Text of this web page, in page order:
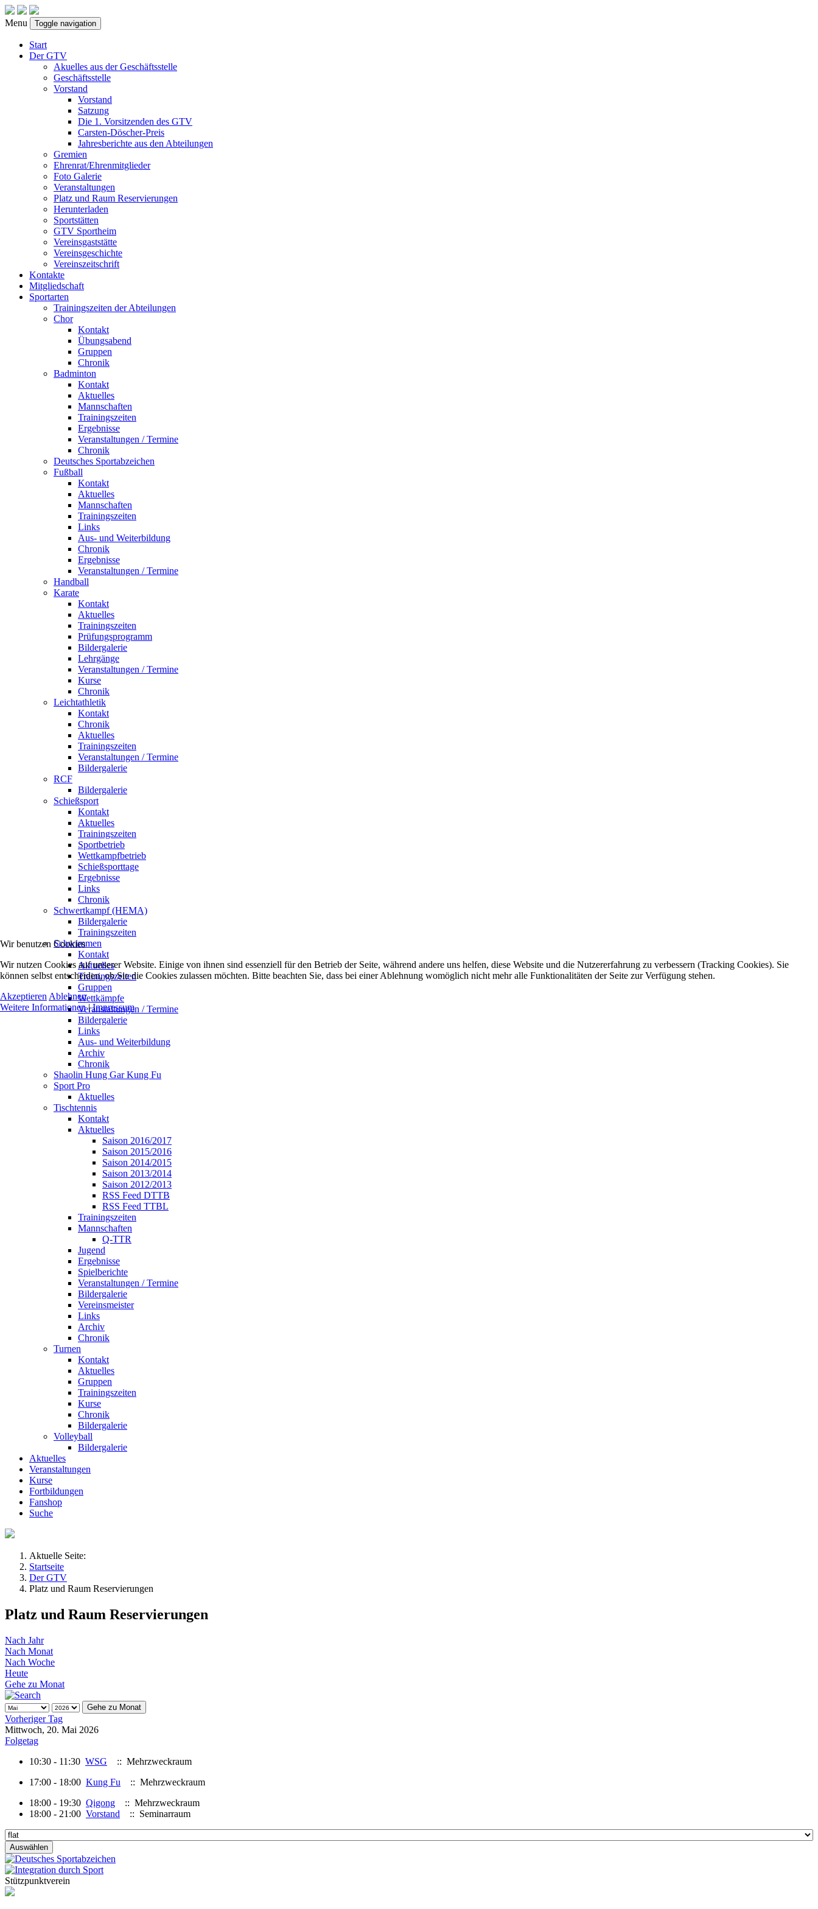
Menu Toggle navigation
Start
Der GTV
Akuelles aus der Geschäftsstelle
Geschäftsstelle
Vorstand
Vorstand
Satzung
Die 1. Vorsitzenden des GTV
Carsten-Döscher-Preis
Jahresberichte aus den Abteilungen
Gremien
Ehrenrat/Ehrenmitglieder
Foto Galerie
Veranstaltungen
Platz und Raum Reservierungen
Herunterladen
Sportstätten
GTV Sportheim
Vereinsgaststätte
Vereinsgeschichte
Vereinszeitschrift
Kontakte
Mitgliedschaft
Sportarten
Trainingszeiten der Abteilungen
Chor
Kontakt
Übungsabend
Gruppen
Chronik
Badminton
Kontakt
Aktuelles
Mannschaften
Trainingszeiten
Ergebnisse
Veranstaltungen / Termine
Chronik
Deutsches Sportabzeichen
Fußball
Kontakt
Aktuelles
Mannschaften
Trainingszeiten
Links
Aus- und Weiterbildung
Chronik
Ergebnisse
Veranstaltungen / Termine
Handball
Karate
Kontakt
Aktuelles
Trainingszeiten
Prüfungsprogramm
Bildergalerie
Lehrgänge
Veranstaltungen / Termine
Kurse
Chronik
Leichtathletik
Kontakt
Chronik
Aktuelles
Trainingszeiten
Veranstaltungen / Termine
Bildergalerie
RCF
Bildergalerie
Schießsport
Kontakt
Aktuelles
Trainingszeiten
Sportbetrieb
Wettkampfbetrieb
Schießsporttage
Ergebnisse
Links
Chronik
Schwertkampf (HEMA)
Bildergalerie
Trainingszeiten
Schwimmen
Kontakt
Aktuelles
Trainingszeiten
Gruppen
Wettkämpfe
Veranstaltungen / Termine
Bildergalerie
Links
Aus- und Weiterbildung
Archiv
Chronik
Shaolin Hung Gar Kung Fu
Sport Pro
Aktuelles
Tischtennis
Kontakt
Aktuelles
Saison 2016/2017
Saison 2015/2016
Saison 2014/2015
Saison 2013/2014
Saison 2012/2013
RSS Feed DTTB
RSS Feed TTBL
Trainingszeiten
Mannschaften
Q-TTR
Jugend
Ergebnisse
Spielberichte
Veranstaltungen / Termine
Bildergalerie
Vereinsmeister
Links
Archiv
Chronik
Turnen
Kontakt
Aktuelles
Gruppen
Trainingszeiten
Kurse
Chronik
Bildergalerie
Volleyball
Bildergalerie
Aktuelles
Veranstaltungen
Kurse
Fortbildungen
Fanshop
Suche
Aktuelle Seite:
Startseite
Der GTV
Platz und Raum Reservierungen
Platz und Raum Reservierungen
Nach Jahr
Nach Monat
Nach Woche
Heute
Gehe zu Monat
Gehe zu Monat
Vorheriger Tag
Mittwoch, 20. Mai 2026
Folgetag
10:30 - 11:30 WSG
:: Mehrzweckraum
17:00 - 18:00 Kung Fu
:: Mehrzweckraum
18:00 - 19:30 Qigong
:: Mehrzweckraum
18:00 - 21:00 Vorstand :: Seminarraum
Stützpunktverein
Wir benutzen Cookies
Wir nutzen Cookies auf unserer Website. Einige von ihnen sind essenziell für den Betrieb der Seite, während andere uns helfen, diese Website und die Nutzererfahrung zu verbessern (Tracking Cookies). Sie
können selbst entscheiden, ob Sie die Cookies zulassen möchten. Bitte beachten Sie, dass bei einer Ablehnung womöglich nicht mehr alle Funktionalitäten der Seite zur Verfügung stehen.
Akzeptieren Ablehnen
Weitere Informationen|Impressum